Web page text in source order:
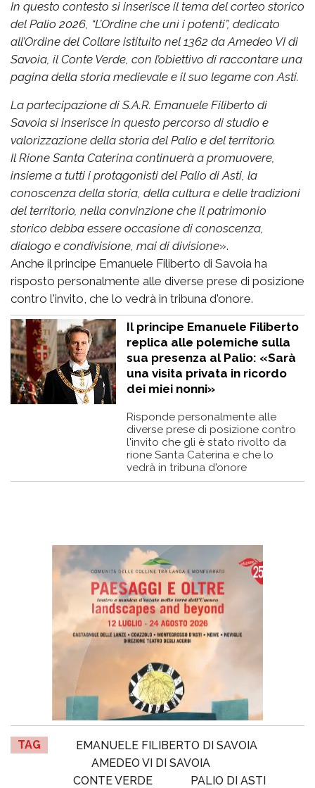
In questo contesto si inserisce il tema del corteo storico
del Palio 2026, “L’Ordine che unì i potenti”, dedicato
all’Ordine del Collare istituito nel 1362 da Amedeo VI di
Savoia, il Conte Verde, con l’obiettivo di raccontare una
pagina della storia medievale e il suo legame con Asti.
La partecipazione di S.A.R. Emanuele Filiberto di
Savoia si inserisce in questo percorso di studio e
valorizzazione della storia del Palio e del territorio.
Il Rione Santa Caterina continuerà a promuovere,
insieme a tutti i protagonisti del Palio di Asti, la
conoscenza della storia, della cultura e delle tradizioni
del territorio, nella convinzione che il patrimonio
storico debba essere occasione di conoscenza,
dialogo e condivisione, mai di divisione».
Anche il principe Emanuele Filiberto di Savoia ha
risposto personalmente alle diverse prese di posizione
contro l'invito, che lo vedrà in tribuna d'onore.
Il principe Emanuele Filiberto
replica alle polemiche sulla
sua presenza al Palio: «Sarà
una visita privata in ricordo
dei miei nonni»
Risponde personalmente alle
diverse prese di posizione contro
l'invito che gli è stato rivolto da
rione Santa Caterina e che lo
vedrà in tribuna d'onore
TAG
EMANUELE FILIBERTO DI SAVOIA
AMEDEO VI DI SAVOIA
CONTE VERDE
PALIO DI ASTI